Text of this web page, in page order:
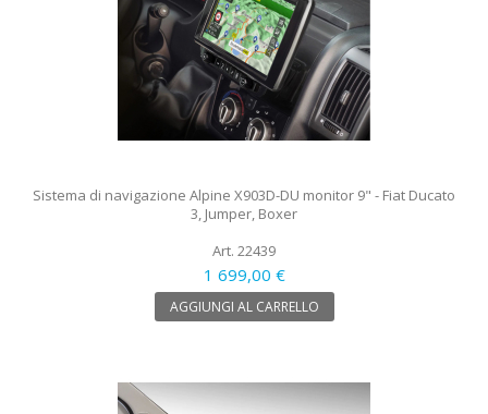
Sistema di navigazione Alpine X903D-DU monitor 9" - Fiat Ducato
3, Jumper, Boxer
Art. 22439
1 699,00 €
AGGIUNGI AL CARRELLO